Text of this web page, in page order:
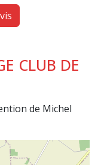
CLUB DE
de Michel